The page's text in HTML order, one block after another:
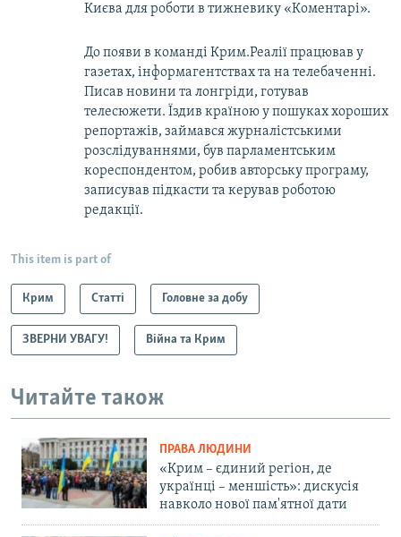
Києва для роботи в тижневику «Коментарі».
До появи в команді Крим.Реалії працював у
газетах, інформагентствах та на телебаченні.
Писав новини та лонгріди, готував
телесюжети. Їздив країною у пошуках хороших
репортажів, займався журналістськими
розслідуваннями, був парламентським
кореспондентом, робив авторську програму,
записував підкасти та керував роботою
редакції.
This item is part of
Крим Статті Головне за добу
ЗВЕРНИ УВАГУ! Війна та Крим
Читайте також
ПРАВА ЛЮДИНИ
«Крим – єдиний регіон, де
українці – меншість»: дискусія
навколо нової пам'ятної дати